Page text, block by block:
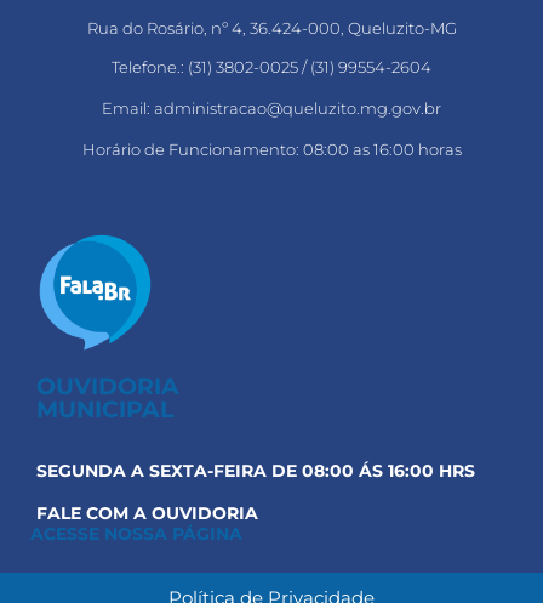
Rua do Rosário, nº 4, 36.424-000, Queluzito-MG
Telefone.: (31) 3802-0025 / (31) 99554-2604
Email: administracao@queluzito.mg.gov.br
Horário de Funcionamento: 08:00 as 16:00 horas
OUVIDORIA
MUNICIPAL
SEGUNDA A SEXTA-FEIRA DE 08:00 ÁS 16:00 HRS
FALE COM A OUVIDORIA
ACESSE NOSSA PÁGINA
Política de Privacidade